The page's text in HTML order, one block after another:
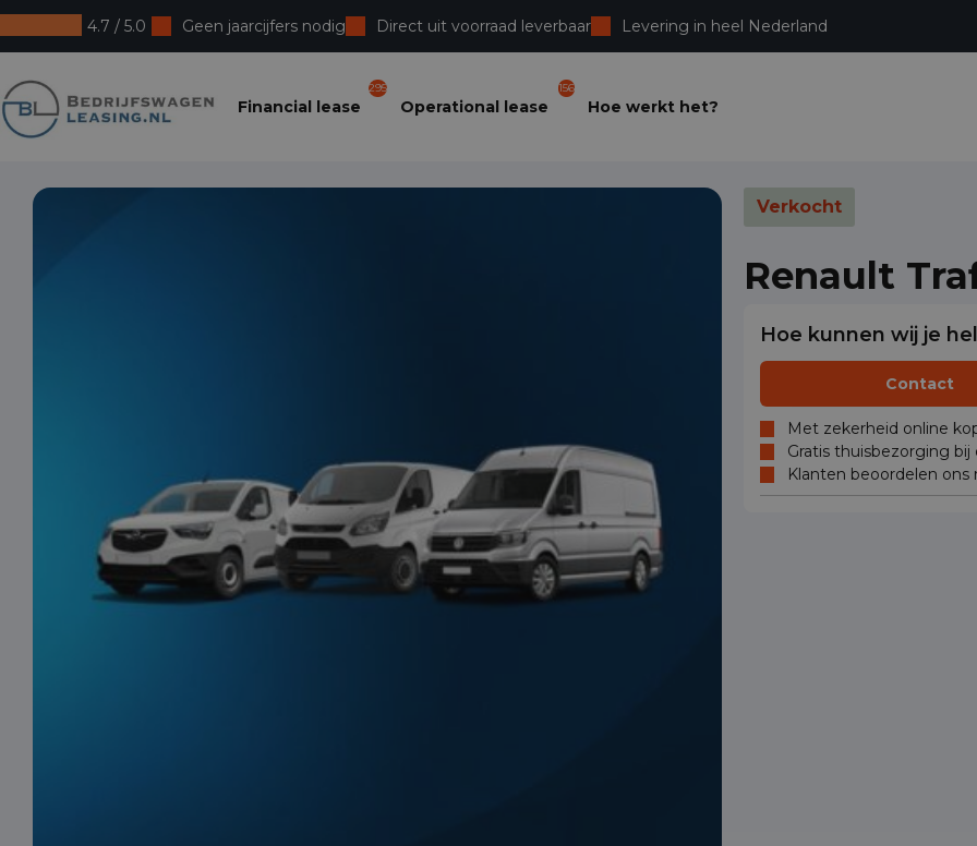
4.7 / 5.0 Geen jaarcijfers nodig Direct uit voorraad leverbaar Levering in heel Nederland
Bedrijfswagenleasing
Financial lease
295
Operational lease
156
Hoe werkt het?
Verkocht
Renault
Hoe kunnen wij je
Contact
Met zekerheid online
Gratis thuisbezorging bij
Klanten beoordelen